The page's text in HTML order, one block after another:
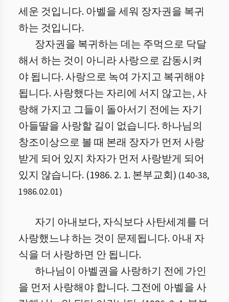
세운 것입니다. 아벨을 세워 장자권을 복귀
하는 것입니다.
장자권을 복귀하는 데는 주먹으로 닥달
해서 하는 것이 아니라 사랑으로 감동시켜
야 됩니다. 사랑으로 녹여 가지고 복귀해야
됩니다. 사랑했다는 자리에 서지 않고는, 사
랑해 가지고 그들이 돌아서기 전에는 자기
아들딸을 사랑할 길이 없습니다. 하나님의
창조이상으로 볼 때 본래 장자가 먼저 사랑
받게 되어 있지 차자가 먼저 사랑받게 되어
있지 않습니다. (1986. 2. 1. 본부교회) (140-38,
1986.02.01)
자기 아내보다, 자식보다 사탄세계를 더
사랑했느냐 하는 것이 문제됩니다. 아내 자
식을 더 사랑하면 안 됩니다.
하나님이 아벨권을 사랑하기 전에 가인
을 먼저 사랑해야 합니다. 그전에 아벨을 사